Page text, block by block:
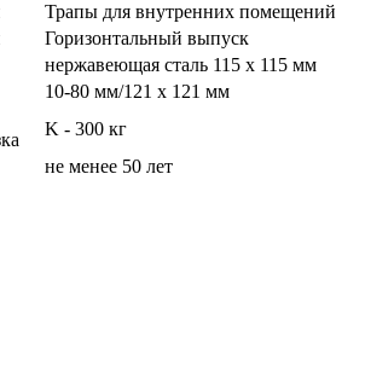
Трапы для внутренних помещений
Горизонтальный выпуск
нержавеющая сталь 115 x 115 мм
10-80 мм/121 x 121 мм
K - 300 кг
не менее 50 лет